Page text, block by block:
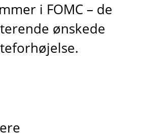
i FOMC – de
ønskede